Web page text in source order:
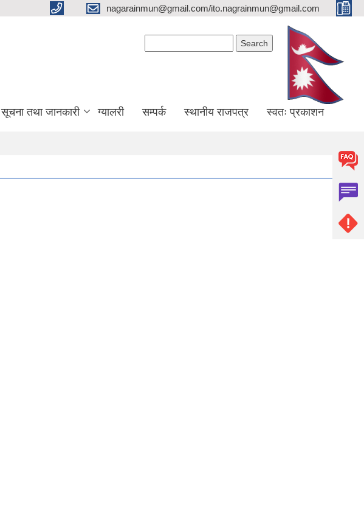
nagarainmun@gmail.com/ito.nagrainmun@gmail.com
सूचना तथा जानकारी ग्यालरी सम्पर्क स्थानीय राजपत्र स्वतः प्रकाशन